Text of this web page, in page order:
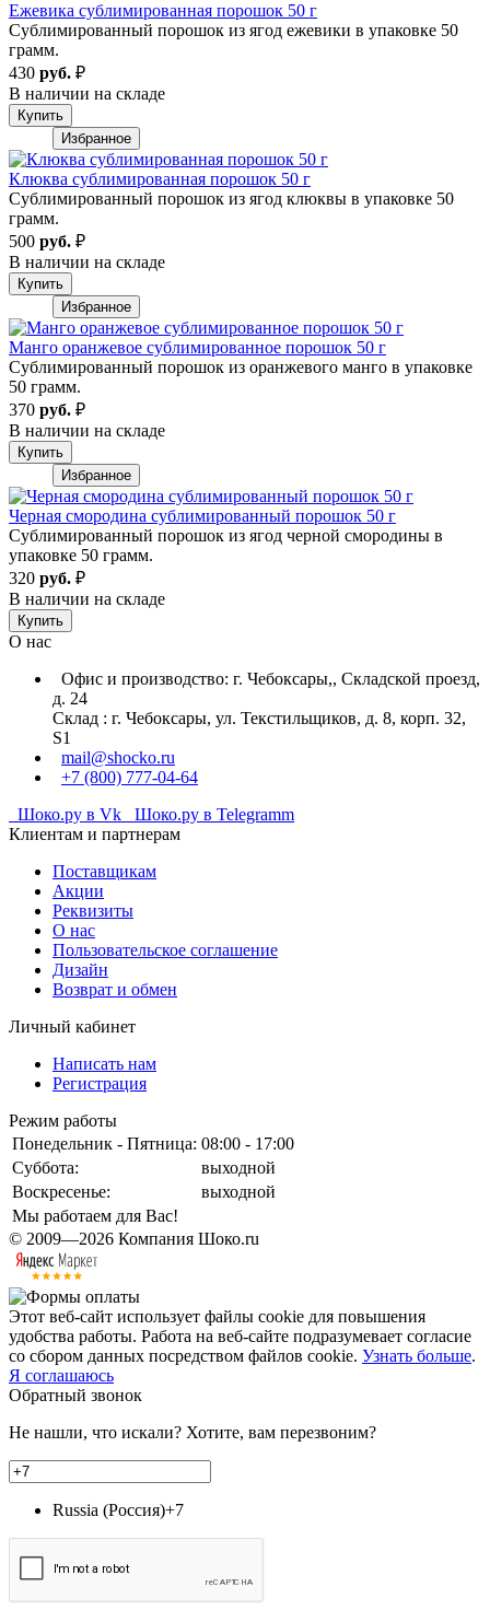
Ежевика сублимированная порошок 50 г
Сублимированный порошок из ягод ежевики в упаковке 50
грамм.
430 руб. ₽
В наличии на складе
Купить
Избранное
Клюква сублимированная порошок 50 г
Сублимированный порошок из ягод клюквы в упаковке 50
грамм.
500 руб. ₽
В наличии на складе
Купить
Избранное
Манго оранжевое сублимированное порошок 50 г
Сублимированный порошок из оранжевого манго в упаковке
50 грамм.
370 руб. ₽
В наличии на складе
Купить
Избранное
Черная смородина сублимированный порошок 50 г
Сублимированный порошок из ягод черной смородины в
упаковке 50 грамм.
320 руб. ₽
В наличии на складе
Купить
О нас
Офис и производство: г. Чебоксары,, Складской проезд,
д. 24
Склад : г. Чебоксары, ул. Текстильщиков, д. 8, корп. 32,
S1
mail@shocko.ru
+7 (800) 777-04-64
Шоко.ру в Vk
Шоко.ру в Telegramm
Клиентам и партнерам
Поставщикам
Акции
Реквизиты
О нас
Пользовательское соглашение
Дизайн
Возврат и обмен
Личный кабинет
Написать нам
Регистрация
Режим работы
Понедельник - Пятница: 08:00 - 17:00
Суббота:
выходной
Воскресенье:
выходной
Мы работаем для Вас!
© 2009—2026 Компания Шоко.ru
Этот веб-сайт использует файлы cookie для повышения
удобства работы. Работа на веб-сайте подразумевает согласие
со сбором данных посредством файлов cookie. Узнать больше.
Я соглашаюсь
Обратный звонок
Не нашли, что искали? Хотите, вам перезвоним?
Russia (Россия)+7